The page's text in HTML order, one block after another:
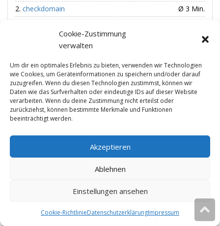
Cookie-Zustimmung
verwalten
Um dir ein optimales Erlebnis zu bieten, verwenden wir Technologien
wie Cookies, um Geräteinformationen zu speichern und/oder darauf
zuzugreifen. Wenn du diesen Technologien zustimmst, können wir
Daten wie das Surfverhalten oder eindeutige IDs auf dieser Website
verarbeiten. Wenn du deine Zustimmung nicht erteilst oder
zurückziehst, können bestimmte Merkmale und Funktionen
beeinträchtigt werden.
Akzeptieren
Ablehnen
Einstellungen ansehen
Cookie-RichtlinieDatenschutzerklärungImpressum
checkdomain
Ø 3 Min.
Ø 8 Min.
All-Inkl.com
Ø 14 Min.
ONE.com
Ø 19 Min.
webgo
manitu
» Mehr erfahren
Mittwald
0,00 Sek.
Diese Website verwendet Cookies. Ok Weitere Infos